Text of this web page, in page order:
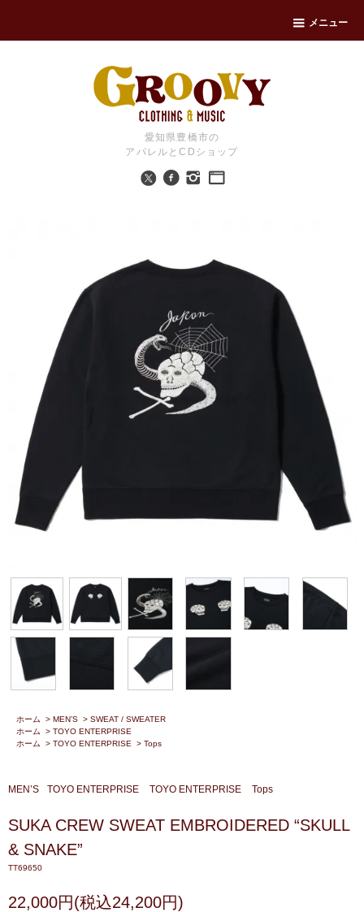
メニュー
愛知県豊橋市の
アパレルとCDショップ
ホーム > MEN’S > SWEAT / SWEATER
ホーム
> TOYO ENTERPRISE
ホーム
> TOYO ENTERPRISE > Tops
MEN’S TOYO ENTERPRISE TOYO ENTERPRISE Tops
SUKA CREW SWEAT EMBROIDERED “SKULL
& SNAKE”
TT69650
22,000円(税込24,200円)